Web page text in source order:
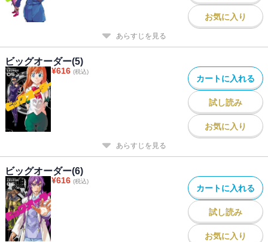
お気に入り
あらすじを見る
ビッグオーダー(5)
¥616 (税込)
カートに入れる
試し読み
お気に入り
あらすじを見る
ビッグオーダー(6)
¥616 (税込)
カートに入れる
試し読み
お気に入り